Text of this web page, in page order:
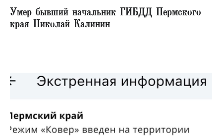
Умер бывший начальник ГИБДД Пермского
края Николай Калинин